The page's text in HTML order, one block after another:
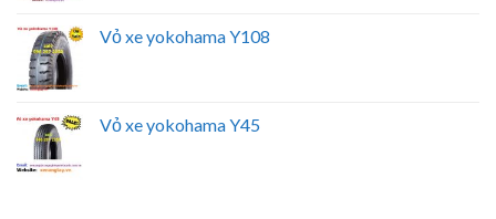
Vỏ xe yokohama Y108
Vỏ xe yokohama Y45